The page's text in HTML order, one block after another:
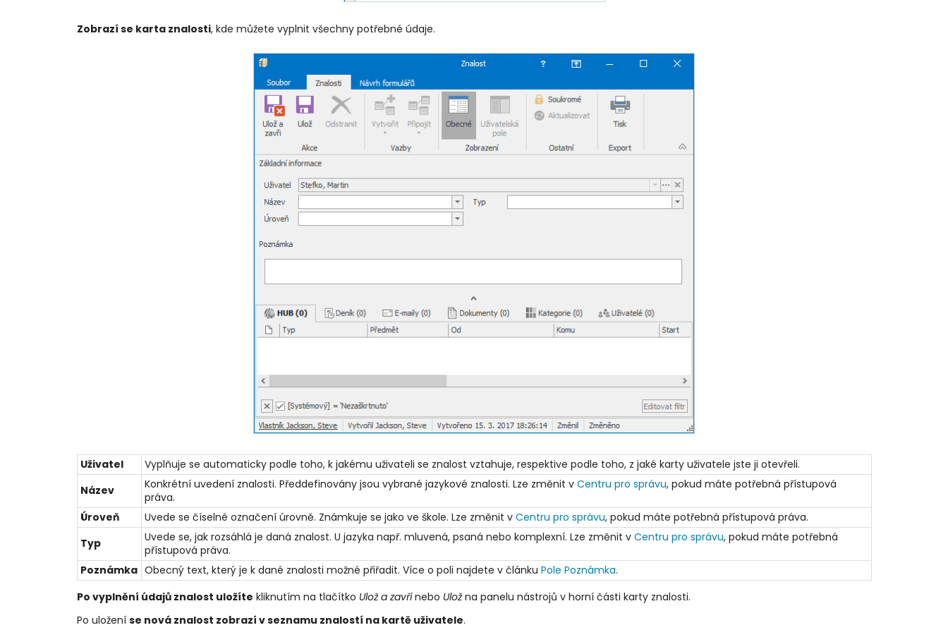
Zobrazí se karta znalosti, kde můžete vyplnit všechny potřebné údaje.
Uživatel
Vyplňuje se automaticky podle toho, k jakému uživateli se znalost vztahuje, respektive podle toho, z jaké karty uživatele jste ji otevřeli.
Název
Konkrétní uvedení znalosti. Předdefinovány jsou vybrané jazykové znalosti. Lze změnit v Centru pro správu, pokud máte potřebná přístupová
práva.
Úroveň
Uvede se číselné označení úrovně. Známkuje se jako ve škole. Lze změnit v Centru pro správu, pokud máte potřebná přístupová práva.
Typ
Uvede se, jak rozsáhlá je daná znalost. U jazyka např. mluvená, psaná nebo komplexní. Lze změnit v Centru pro správu, pokud máte potřebná
přístupová práva.
Poznámka Obecný text, který je k dané znalosti možné přiřadit. Více o poli najdete v článku Pole Poznámka.
Po vyplnění údajů znalost uložíte kliknutím na tlačítko Ulož a zavřinebo Uložna panelu nástrojů v horní části karty znalosti.
Po uložení se nová znalost zobrazí v seznamu znalostí na kartě uživatele.